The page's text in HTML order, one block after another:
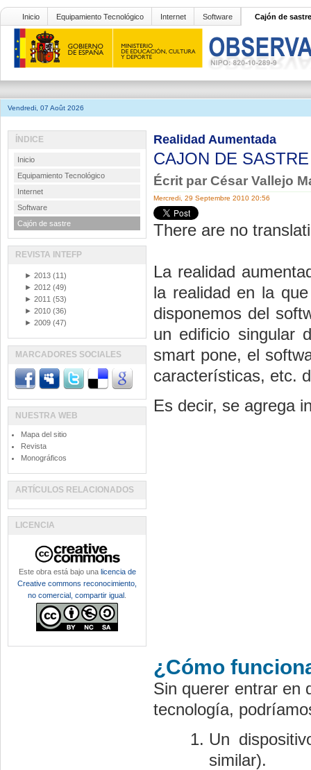
Inicio Equipamiento Tecnológico Internet Software Cajón de sastre
Vendredi, 07 Août 2026
Realidad Aumentada
CAJON DE
Écrit par César Vallejo
Mercredi, 29 Septembre 2010 20:56
There are no
La realidad
la realidad en la
disponemos del
un edificio singular
smart pone, el
características, etc.
Es decir, se agrega
¿Cómo
Sin querer entrar en
tecnología,
Un
similar).
ÍNDICE
Inicio
Equipamiento Tecnológico
Internet
Software
Cajón de sastre
REVISTA INTEFP
► 2013 (11)
► 2012 (49)
► 2011 (53)
► 2010 (36)
► 2009 (47)
MARCADORES SOCIALES
NUESTRA WEB
Mapa del sitio
Revista
Monográficos
ARTÍCULOS RELACIONADOS
LICENCIA
Este obra está bajo una licencia de
Creative commons reconocimiento,
no comercial, compartir igual